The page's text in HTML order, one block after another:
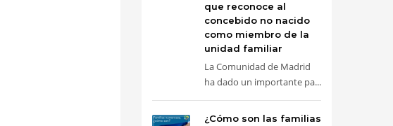
que reconoce al
concebido no nacido
como miembro de la
unidad familiar
La Comunidad de Madrid
ha dado un importante pa...
¿Cómo son las familias